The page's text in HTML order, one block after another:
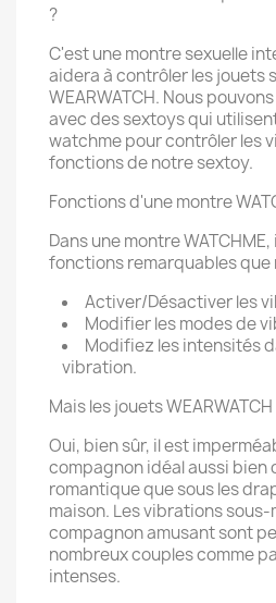
?
C'est une montre sexuelle
aidera à contrôler les jouets
WEARWATCH. Nous
avec des sextoys qui
watchme pour contrôler les
fonctions de notre sextoy.
Fonctions d'une montre
Dans une montre
fonctions remarquables que
Activer/Désactiver les
Modifier les modes de
Modifiez les intensités
vibration.
Mais les jouets
Oui, bien sûr, il est
compagnon idéal aussi bien
romantique que sous les
maison. Les vibrations
compagnon amusant sont
nombreux couples comme
intenses.